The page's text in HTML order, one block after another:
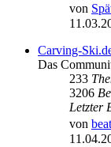
von
Carving-
Das
233
3206
Letzter
von